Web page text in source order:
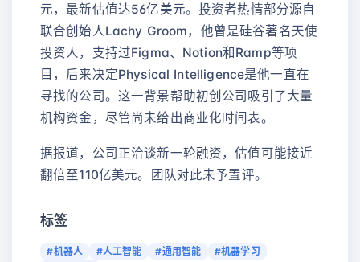
元，最新估值达56亿美元。投资者热情部分源自
联合创始人Lachy Groom，他曾是硅谷著名天使
投资人，支持过Figma、Notion和Ramp等项
目，后来决定Physical Intelligence是他一直在
寻找的公司。这一背景帮助初创公司吸引了大量
机构资金，尽管尚未给出商业化时间表。
据报道，公司正洽谈新一轮融资，估值可能接近
翻倍至110亿美元。团队对此未予置评。
标签
#机器人 #人工智能 #通用智能
#机器学习